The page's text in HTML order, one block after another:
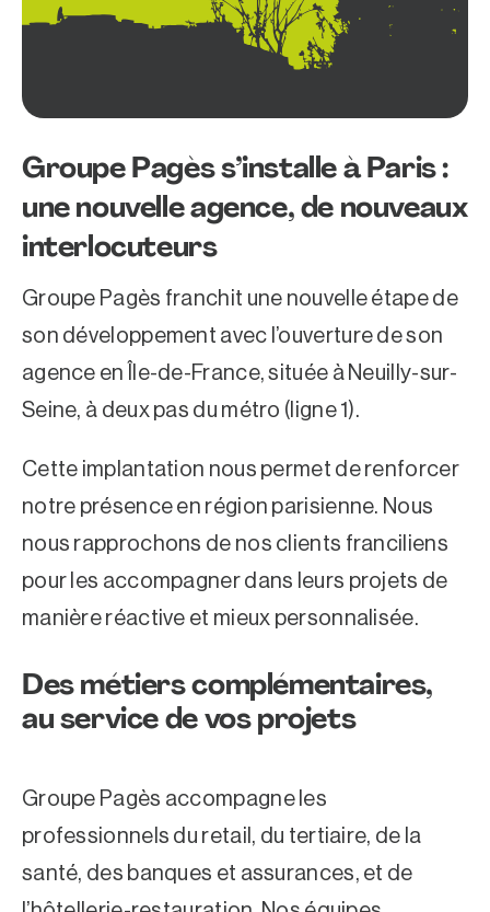
Groupe Pagès s’installe à Paris :
une nouvelle agence, de nouveaux
interlocuteurs
Groupe Pagès franchit une nouvelle étape de
son développement avec l’ouverture de son
agence en Île-de-France, située à Neuilly-sur-
Seine, à deux pas du métro (ligne 1).
Cette implantation nous permet de renforcer
notre présence en région parisienne. Nous
nous rapprochons de nos clients franciliens
pour les accompagner dans leurs projets de
manière réactive et mieux personnalisée.
Des métiers complémentaires,
au service de vos projets
Groupe Pagès accompagne les
professionnels du retail, du tertiaire, de la
santé, des banques et assurances, et de